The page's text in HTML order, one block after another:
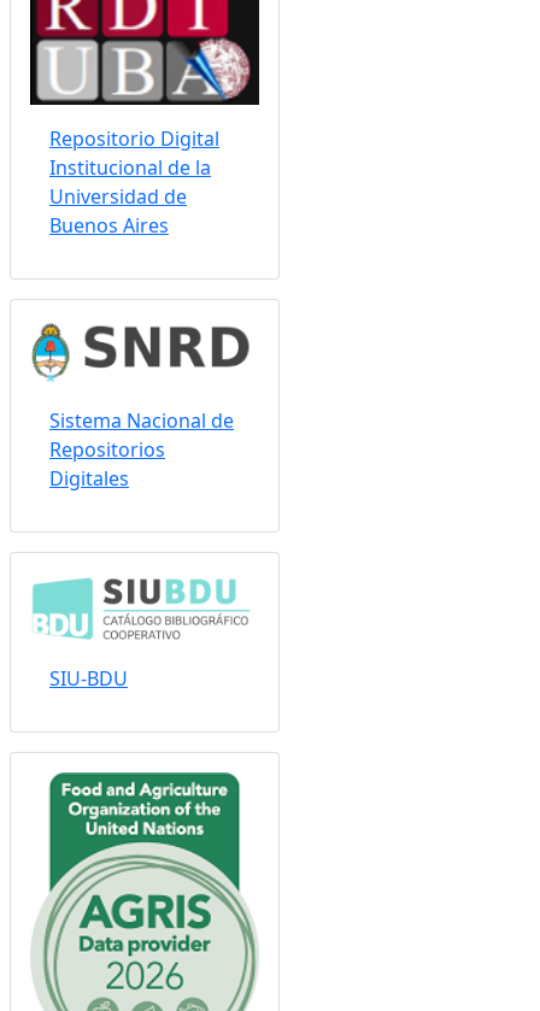
Somos indizados por:
Institucional de la
Universidad de
Sistema Nacional de
Repositorios
SIU-BDU